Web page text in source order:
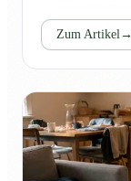
Zum Artikel →